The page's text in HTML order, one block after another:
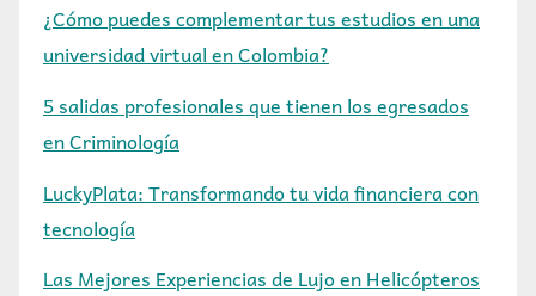
¿Cómo puedes complementar tus estudios en una
universidad virtual en Colombia?
5 salidas profesionales que tienen los egresados
en Criminología
LuckyPlata: Transformando tu vida financiera con
tecnología
Las Mejores Experiencias de Lujo en Helicópteros